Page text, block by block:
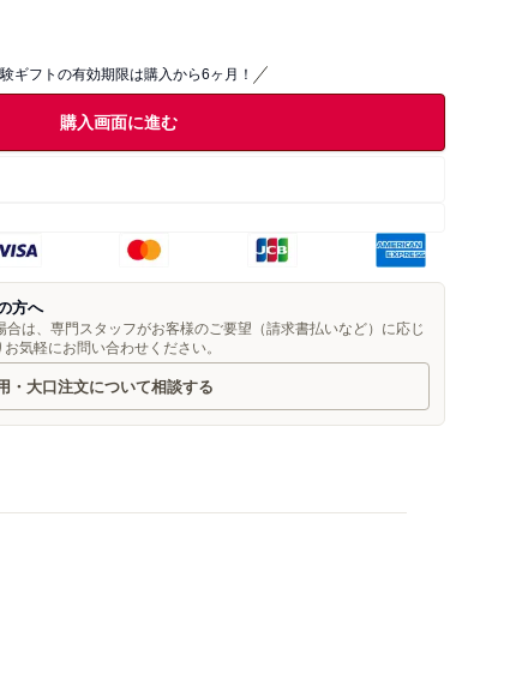
ギフトの有効期限は購入から6ヶ月！
購入画面に進む
方へ
は、専門スタッフがお客様のご要望（請求書払いなど）に応じ
気軽にお問い合わせください。
・大口注文について相談する